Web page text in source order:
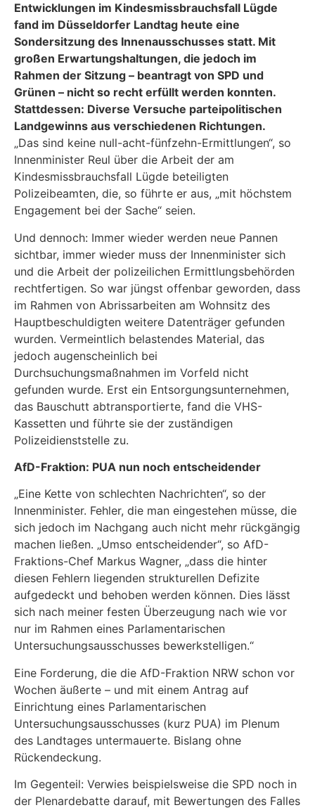
Entwicklungen im Kindesmissbrauchsfall Lügde
fand im Düsseldorfer Landtag heute eine
Sondersitzung des Innenausschusses statt. Mit
großen Erwartungshaltungen, die jedoch im
Rahmen der Sitzung – beantragt von SPD und
Grünen – nicht so recht erfüllt werden konnten.
Stattdessen: Diverse Versuche parteipolitischen
Landgewinns aus verschiedenen Richtungen.
„Das sind keine null-acht-fünfzehn-Ermittlungen“, so
Innenminister Reul über die Arbeit der am
Kindesmissbrauchsfall Lügde beteiligten
Polizeibeamten, die, so führte er aus, „mit höchstem
Engagement bei der Sache“ seien.
Und dennoch: Immer wieder werden neue Pannen
sichtbar, immer wieder muss der Innenminister sich
und die Arbeit der polizeilichen Ermittlungsbehörden
rechtfertigen. So war jüngst offenbar geworden, dass
im Rahmen von Abrissarbeiten am Wohnsitz des
Hauptbeschuldigten weitere Datenträger gefunden
wurden. Vermeintlich belastendes Material, das
jedoch augenscheinlich bei
Durchsuchungsmaßnahmen im Vorfeld nicht
gefunden wurde. Erst ein Entsorgungsunternehmen,
das Bauschutt abtransportierte, fand die VHS-
Kassetten und führte sie der zuständigen
Polizeidienststelle zu.
AfD-Fraktion: PUA nun noch entscheidender
„Eine Kette von schlechten Nachrichten“, so der
Innenminister. Fehler, die man eingestehen müsse, die
sich jedoch im Nachgang auch nicht mehr rückgängig
machen ließen. „Umso entscheidender“, so AfD-
Fraktions-Chef Markus Wagner, „dass die hinter
diesen Fehlern liegenden strukturellen Defizite
aufgedeckt und behoben werden können. Dies lässt
sich nach meiner festen Überzeugung nach wie vor
nur im Rahmen eines Parlamentarischen
Untersuchungsausschusses bewerkstelligen.“
Eine Forderung, die die AfD-Fraktion NRW schon vor
Wochen äußerte – und mit einem Antrag auf
Einrichtung eines Parlamentarischen
Untersuchungsausschusses (kurz PUA) im Plenum
des Landtages untermauerte. Bislang ohne
Rückendeckung.
Im Gegenteil: Verwies beispielsweise die SPD noch in
der Plenardebatte darauf, mit Bewertungen des Falles